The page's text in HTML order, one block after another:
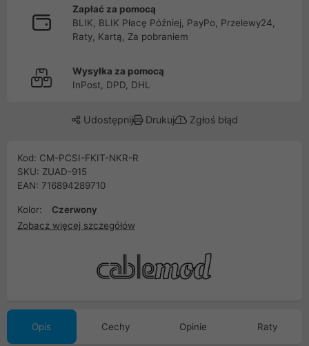
Zapłać za pomocą
BLIK, BLIK Płacę Później, PayPo, Przelewy24,
Raty, Kartą, Za pobraniem
Wysyłka za pomocą
InPost, DPD, DHL
Udostępnij Drukuj Zgłoś błąd
Kod: CM-PCSI-FKIT-NKR-R
SKU: ZUAD-915
EAN: 716894289710
Kolor:
Czerwony
Zobacz więcej szczegółów
Opis Cechy Opinie Raty